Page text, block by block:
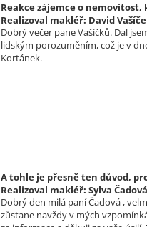
Reakce zájemce o
Realizoval makléř: David
Dobrý večer pane Vašíčků. Dal
lidským porozuměním, což je v
Kortánek.
A tohle je přesně ten důvod,
Realizoval makléř: Sylva Čadová
Dobrý den milá paní Čadová ,
zůstane navždy v mých